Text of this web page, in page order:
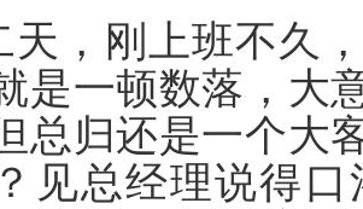
天，刚上班不久
是一顿数落，大
总归还是一个大
见总经理说得